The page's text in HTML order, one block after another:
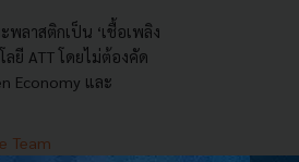
พลาสติกเป็น ‘เชื้อเพลิง
ลยี ATT โดยไม่ต้องคัด
Economy และ
Team